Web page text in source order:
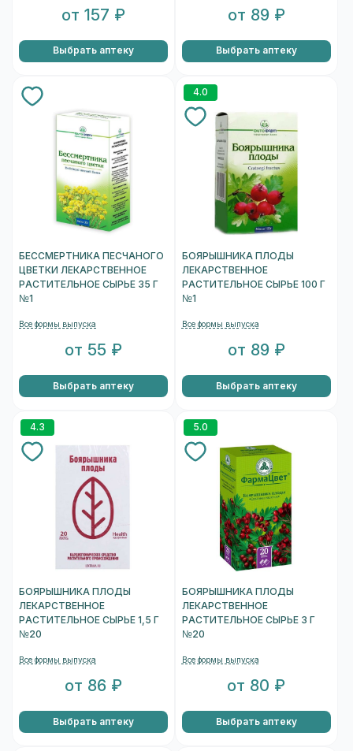
от 157 ₽
Выбрать аптеку
от 89 ₽
Выбрать аптеку
БЕССМЕРТНИКА ПЕСЧАНОГО
ЦВЕТКИ ЛЕКАРСТВЕННОЕ
РАСТИТЕЛЬНОЕ СЫРЬЕ 35 Г
№1
Все формы выпуска
от 55 ₽
Выбрать аптеку
4.0
БОЯРЫШНИКА ПЛОДЫ
ЛЕКАРСТВЕННОЕ
РАСТИТЕЛЬНОЕ СЫРЬЕ 100 Г
№1
Все формы выпуска
от 89 ₽
Выбрать аптеку
4.3
БОЯРЫШНИКА ПЛОДЫ
ЛЕКАРСТВЕННОЕ
РАСТИТЕЛЬНОЕ СЫРЬЕ 1,5 Г
№20
Все формы выпуска
от 86 ₽
Выбрать аптеку
5.0
БОЯРЫШНИКА ПЛОДЫ
ЛЕКАРСТВЕННОЕ
РАСТИТЕЛЬНОЕ СЫРЬЕ 3 Г
№20
Все формы выпуска
от 80 ₽
Выбрать аптеку